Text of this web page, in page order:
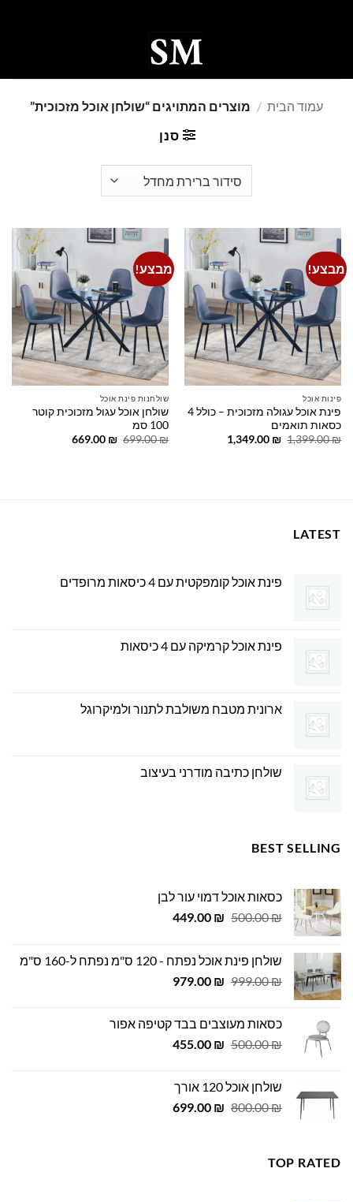
עמוד הבית / מוצרים המתויגים “שולחן אוכל מזכוכית”
סנן
מבצע!
Add to
wishlist
פינות אוכל
פינת אוכל עגולה מזכוכית – כולל 4
כסאות תואמים
1,399.00₪
המחיר
1,349.00 ₪
המחיר
מבצע!
Add to
wishlist
שולחנות פינת אוכל
שולחן אוכל עגול מזכוכית קוטר
100 סמ
699.00₪
המחיר
669.00 ₪
המחיר
LATEST
פינת אוכל קומפקטית עם 4 כיסאות מרופדים
פינת אוכל קרמיקה עם 4 כיסאות
ארונית מטבח משולבת לתנור ולמיקרוגל
שולחן כתיבה מודרני בעיצוב
BEST SELLING
כסאות אוכל דמוי עור לבן
500.00₪
המחיר
500.00 ₪.
449.00 ₪
המחיר
449.00 ₪.שולחן פינת אוכל נפתח - 120 ס"מ נפתח ל-160 ס"מ
999.00₪
המחיר
999.00 ₪.
979.00 ₪
המחיר
979.00 ₪.
כסאות מעוצבים בבד קטיפה אפור
500.00₪
המחיר
500.00 ₪.
455.00 ₪
המחיר
שולחן אוכל 120 אורך
800.00₪
המחיר
699.00 ₪
המחיר
TOP RATED